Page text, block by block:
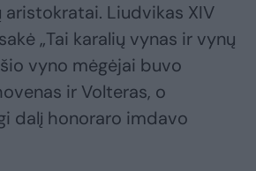
aristokratai. Liudvikas XIV
„Tai karalių vynas ir vynų
vyno mėgėjai buvo
ir Volteras, o
dalį honoraro imdavo